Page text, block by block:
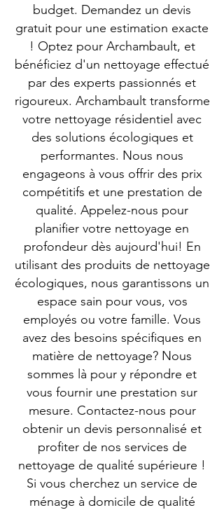
budget. Demandez un devis
gratuit pour une estimation exacte
! Optez pour Archambault, et
bénéficiez d'un nettoyage effectué
par des experts passionnés et
rigoureux. Archambault transforme
votre nettoyage résidentiel avec
des solutions écologiques et
performantes. Nous nous
engageons à vous offrir des prix
compétitifs et une prestation de
qualité. Appelez-nous pour
planifier votre nettoyage en
profondeur dès aujourd'hui! En
utilisant des produits de nettoyage
écologiques, nous garantissons un
espace sain pour vous, vos
employés ou votre famille. Vous
avez des besoins spécifiques en
matière de nettoyage? Nous
sommes là pour y répondre et
vous fournir une prestation sur
mesure. Contactez-nous pour
obtenir un devis personnalisé et
profiter de nos services de
nettoyage de qualité supérieure !
Si vous cherchez un service de
ménage à domicile de qualité